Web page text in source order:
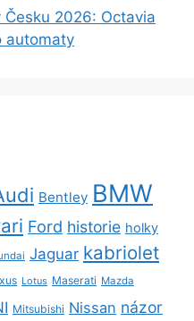
2026: Octavia
automaty
Bentley BMW
Ford historie holky
Jaguar kabriolet
Lotus Maserati Mazda
Mitsubishi Nissan názor